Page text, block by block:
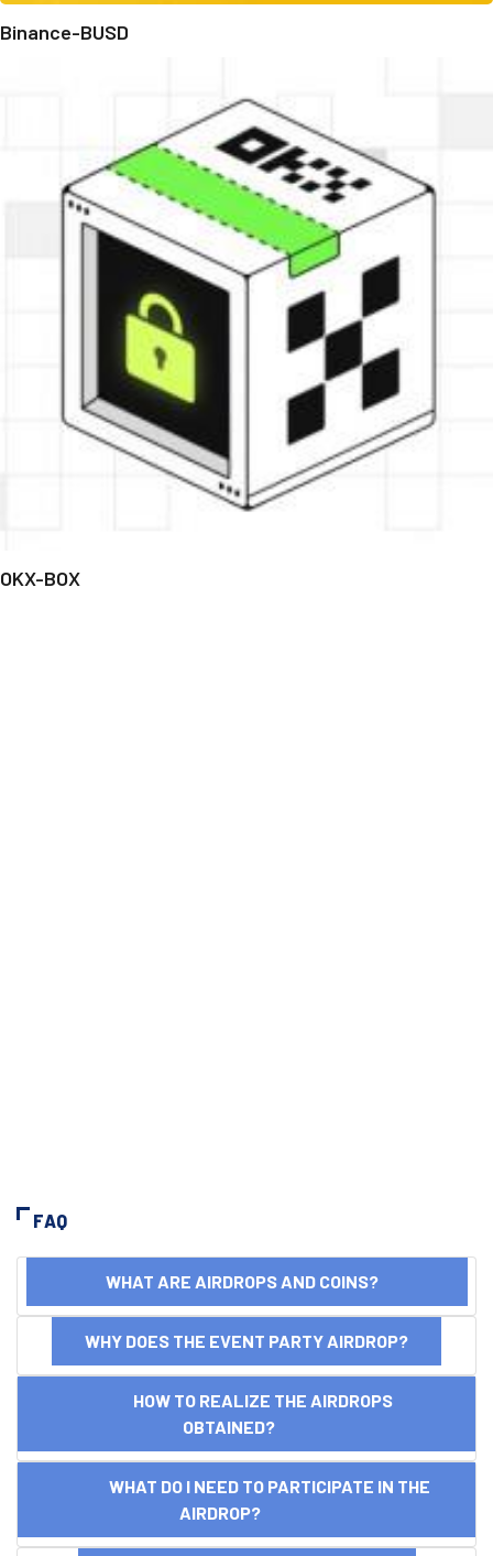
Binance-BUSD
OKX-BOX
FAQ
WHAT ARE AIRDROPS AND COINS?
WHY DOES THE EVENT PARTY AIRDROP?
HOW TO REALIZE THE AIRDROPS
OBTAINED?
WHAT DO I NEED TO PARTICIPATE IN THE
AIRDROP?